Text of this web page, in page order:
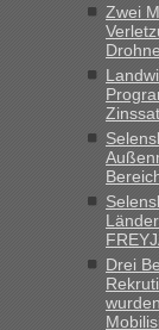
Milliarden
„Kein Zoll. Du
und du nicht
keine Probleme
Recht,
gebrauchter
„Hallo Leute,
Anfrage. Ich
Straßen
mitnehmen. Es
Zwei
Drei